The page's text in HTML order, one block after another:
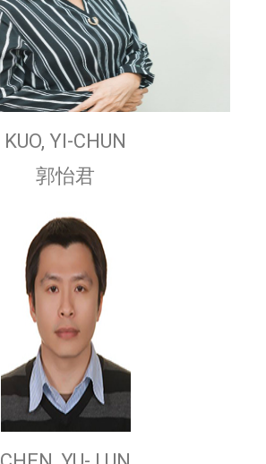
KUO, YI-CHUN
郭怡君